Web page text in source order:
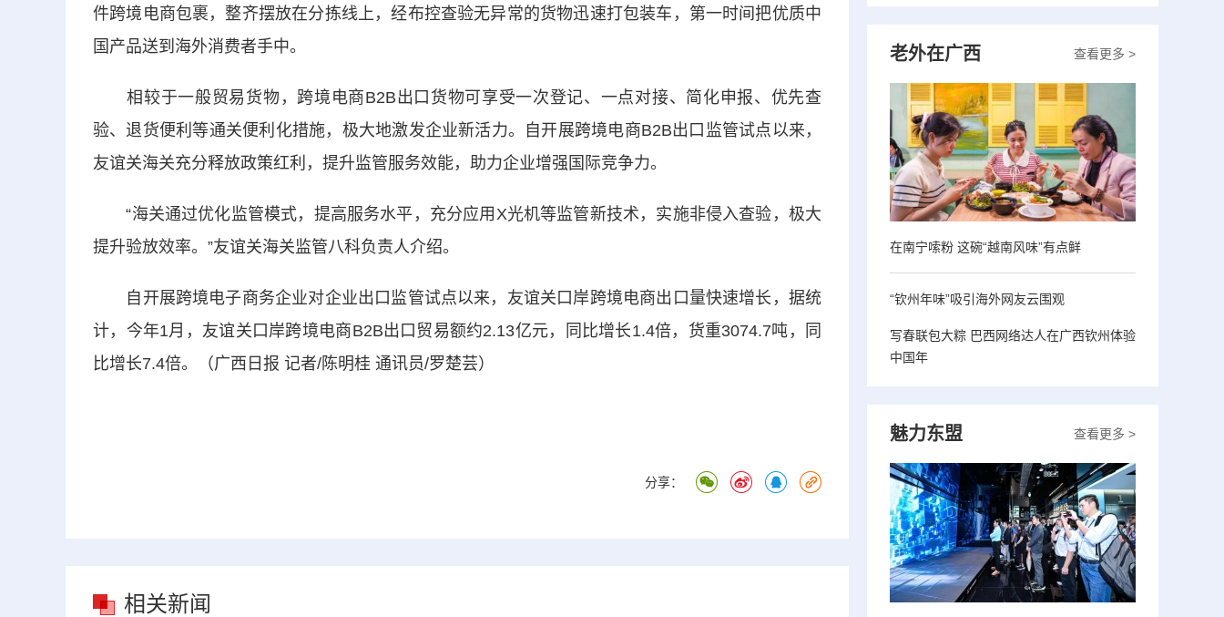
件跨境电商包裹，整齐摆放在分拣线上，经布控查验无异常的货物迅速打包装车，第一时间把优质中
国产品送到海外消费者手中。
相较于一般贸易货物，跨境电商B2B出口货物可享受一次登记、一点对接、简化申报、优先查
验、退货便利等通关便利化措施，极大地激发企业新活力。自开展跨境电商B2B出口监管试点以来，
友谊关海关充分释放政策红利，提升监管服务效能，助力企业增强国际竞争力。
“海关通过优化监管模式，提高服务水平，充分应用X光机等监管新技术，实施非侵入查验，极大
提升验放效率。”友谊关海关监管八科负责人介绍。
自开展跨境电子商务企业对企业出口监管试点以来，友谊关口岸跨境电商出口量快速增长，据统
计，今年1月，友谊关口岸跨境电商B2B出口贸易额约2.13亿元，同比增长1.4倍，货重3074.7吨，同
比增长7.4倍。（广西日报 记者/陈明桂 通讯员/罗楚芸）
分享：
相关新闻
查看更多 >
老外在广西
在南宁嗦粉 这碗“越南风味”有点鲜
“钦州年味”吸引海外网友云围观
写春联包大粽 巴西网络达人在广西钦州体验
中国年
查看更多 >
魅力东盟